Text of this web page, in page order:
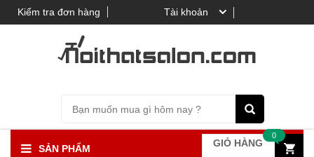
Tài khoản
Kiểm tra đơn hàng
SẢN PHẨM GIỎ HÀNG
0